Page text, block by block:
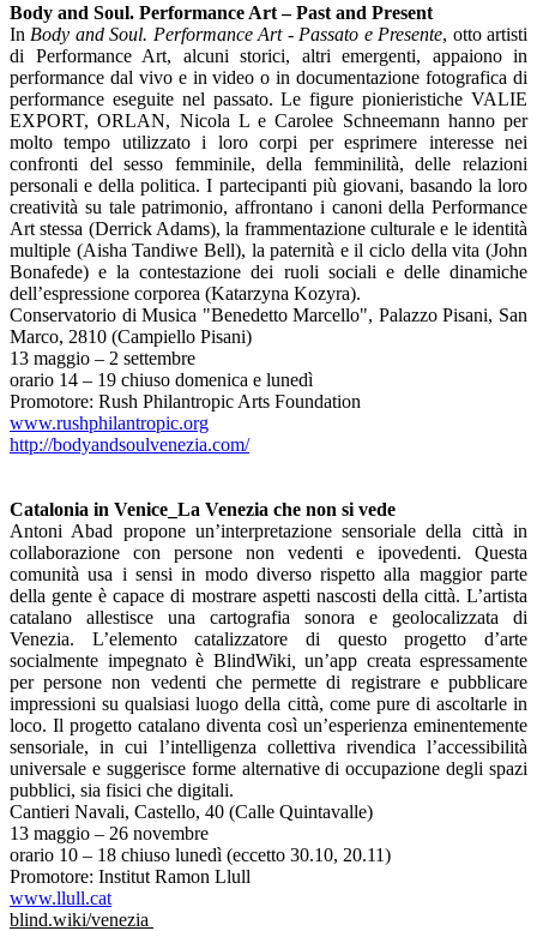
Body and Soul. Performance Art – Past and Present
In Body and Soul. Performance Art - Passato e Presente, otto artisti
di Performance Art, alcuni storici, altri emergenti, appaiono in
performance dal vivo e in video o in documentazione fotografica di
performance eseguite nel passato. Le figure pionieristiche VALIE
EXPORT, ORLAN, Nicola L e Carolee Schneemann hanno per
molto tempo utilizzato i loro corpi per esprimere interesse nei
confronti del sesso femminile, della femminilità, delle relazioni
personali e della politica. I partecipanti più giovani, basando la loro
creatività su tale patrimonio, affrontano i canoni della Performance
Art stessa (Derrick Adams), la frammentazione culturale e le identità
multiple (Aisha Tandiwe Bell), la paternità e il ciclo della vita (John
Bonafede) e la contestazione dei ruoli sociali e delle dinamiche
dell’espressione corporea (Katarzyna Kozyra).
Conservatorio di Musica "Benedetto Marcello", Palazzo Pisani, San
Marco, 2810 (Campiello Pisani)
13 maggio – 2 settembre
orario 14 – 19 chiuso domenica e lunedì
Promotore: Rush Philantropic Arts Foundation
www.rushphilantropic.org
http://bodyandsoulvenezia.com/
Catalonia in Venice_La Venezia che non si vede
Antoni Abad propone un’interpretazione sensoriale della città in
collaborazione con persone non vedenti e ipovedenti. Questa
comunità usa i sensi in modo diverso rispetto alla maggior parte
della gente è capace di mostrare aspetti nascosti della città. L’artista
catalano allestisce una cartografia sonora e geolocalizzata di
Venezia. L’elemento catalizzatore di questo progetto d’arte
socialmente impegnato è BlindWiki
un’app creata espressamente
per persone non vedenti che permette di registrare e pubblicare
impressioni su qualsiasi luogo della città, come pure di ascoltarle in
loco. Il progetto catalano diventa così un’esperienza eminentemente
sensoriale, in cui l’intelligenza collettiva rivendica l’accessibilità
universale e suggerisce forme alternative di occupazione degli spazi
pubblici, sia fisici che digitali.
Cantieri Navali, Castello, 40 (Calle Quintavalle)
13 maggio – 26 novembre
orario 10 – 18 chiuso lunedì (eccetto 30.10, 20.11)
Promotore: Institut Ramon Llull
www.llull.cat
blind.wiki/venezia